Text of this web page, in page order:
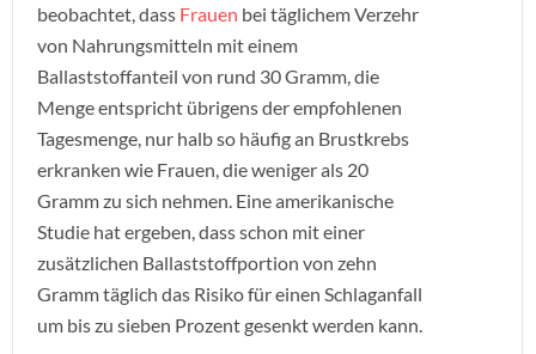
beobachtet, dass Frauen bei täglichem Verzehr
von Nahrungsmitteln mit einem
Ballaststoffanteil von rund 30 Gramm, die
Menge entspricht übrigens der empfohlenen
Tagesmenge, nur halb so häufig an Brustkrebs
erkranken wie Frauen, die weniger als 20
Gramm zu sich nehmen. Eine amerikanische
Studie hat ergeben, dass schon mit einer
zusätzlichen Ballaststoffportion von zehn
Gramm täglich das Risiko für einen Schlaganfall
um bis zu sieben Prozent gesenkt werden kann.